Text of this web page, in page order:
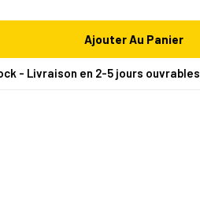
Ajouter Au Panier
- Livraison en 2-5 jours ouvrables